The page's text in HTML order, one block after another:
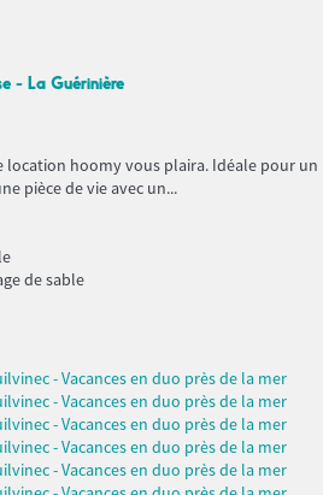
- La Guérinière
location hoomy vous plaira. Idéale pour un
pièce de vie avec un...
de sable